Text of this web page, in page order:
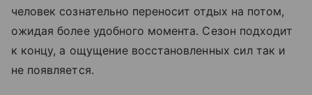
человек сознательно переносит отдых на потом,
ожидая более удобного момента. Сезон подходит
к концу, а ощущение восстановленных сил так и
не появляется.